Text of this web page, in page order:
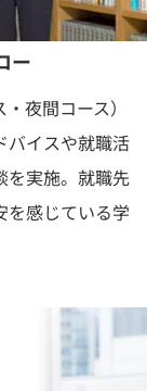
ー
夜間コース）
バイスや就職活
を実施。就職先
を感じている学